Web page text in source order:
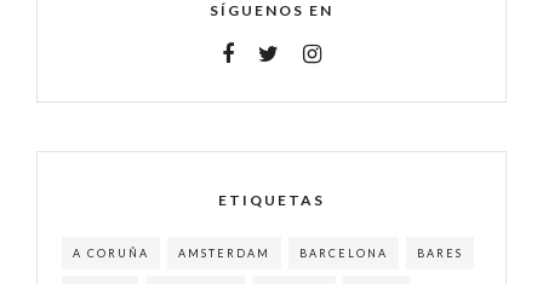
SÍGUENOS EN
ETIQUETAS
A CORUÑA AMSTERDAM BARCELONA BARES